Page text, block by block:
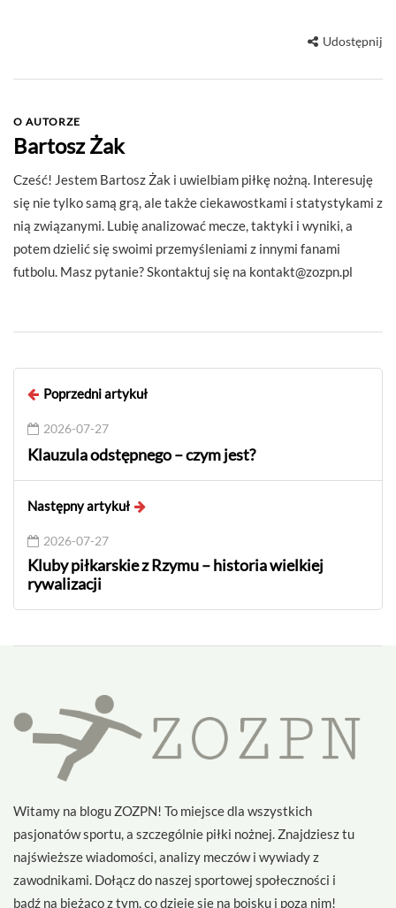
Udostępnij
O AUTORZE
Bartosz Żak
Cześć! Jestem Bartosz Żak i uwielbiam piłkę nożną. Interesuję
się nie tylko samą grą, ale także ciekawostkami i statystykami z
nią związanymi. Lubię analizować mecze, taktyki i wyniki, a
potem dzielić się swoimi przemyśleniami z innymi fanami
futbolu. Masz pytanie? Skontaktuj się na kontakt@zozpn.pl
Poprzedni artykuł
2026-07-27
Klauzula odstępnego – czym jest?
Następny artykuł
2026-07-27
Kluby piłkarskie z Rzymu – historia wielkiej
rywalizacji
Witamy na blogu ZOZPN! To miejsce dla wszystkich
pasjonatów sportu, a szczególnie piłki nożnej. Znajdziesz tu
najświeższe wiadomości, analizy meczów i wywiady z
zawodnikami. Dołącz do naszej sportowej społeczności i
bądź na bieżąco z tym, co dzieje się na boisku i poza nim!